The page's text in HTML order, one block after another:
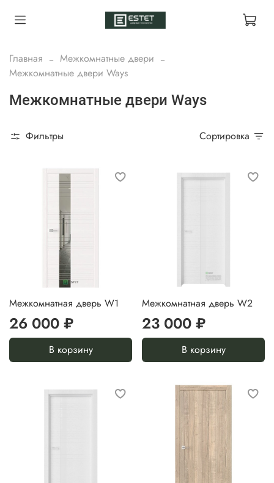
Главная
Межкомнатные двери
Межкомнатные двери Ways
Межкомнатные двери Ways
Фильтры Сортировка
Межкомнатная дверь W1
26 000 ₽
В корзину
Межкомнатная дверь W2
23 000 ₽
В корзину